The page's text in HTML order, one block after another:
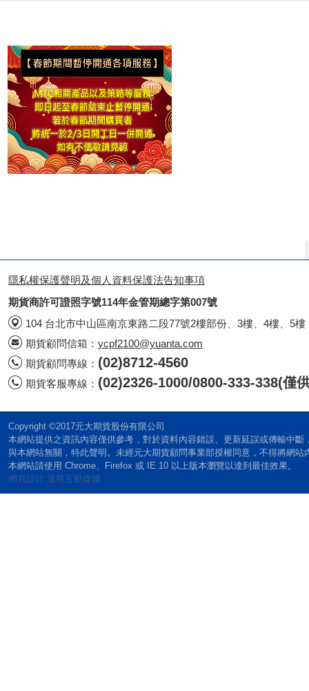
隱私權保護聲明及個人資料保護法告知事項
期貨商許可證照字號114年金管期總字第007號
104 台北市中山區南京東路二段77號2樓部份、3樓、4樓、5樓
期貨顧問信箱： ycpf2100@yuanta.com
期貨顧問專線： (02)8712-4560
期貨客服專線： (02)2326-1000/0800-333-338(僅
Copyright ©2017元大期貨股份有限公司
本網站提供之資訊內容僅供參考，對於資料內容錯誤、更新延誤或傳輸中
與本網站無關，特此聲明。未經元大期貨顧問事業部授權同意，不得將網站
本網站請使用 Chrome、Firefox 或 IE 10 以上版本瀏覽以達到最佳效果。
網頁設計:達格互動媒體